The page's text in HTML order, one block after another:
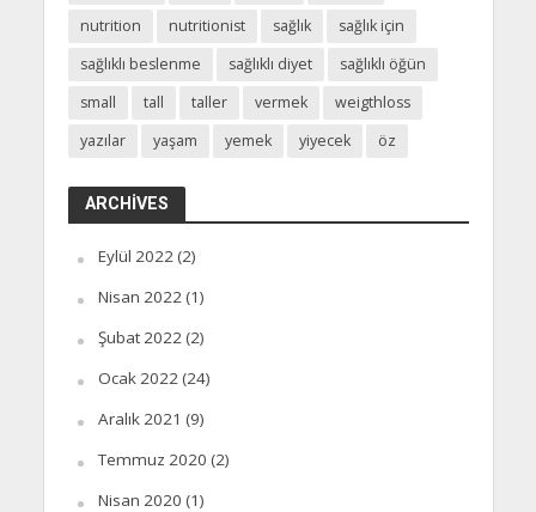
nutrition
nutritionist sağlık
sağlık için
sağlıklı beslenme
sağlıklı diyet
sağlıklı öğün
small
tall taller vermek
weigthloss
yazılar
yaşam yemek yiyecek öz
ARCHIVES
Eylül 2022 (2)
Nisan 2022 (1)
Şubat 2022 (2)
Ocak 2022 (24)
Aralık 2021 (9)
Temmuz 2020 (2)
Nisan 2020 (1)